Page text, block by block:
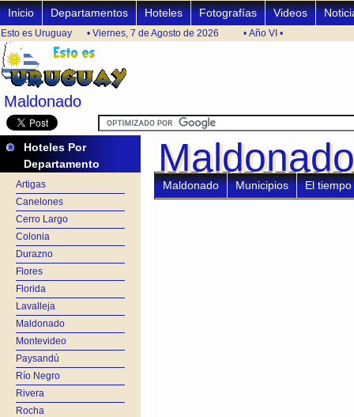
Maldonado
Maldonado
Inicio Departamentos Hoteles Fotografías Videos
Esto es Uruguay • Viernes, 7 de Agosto de 2026 • Año VI •
Hoteles Por
Departamento
Artigas
Canelones
Cerro Largo
Colonia
Durazno
Flores
Florida
Lavalleja
Maldonado
Montevideo
Paysandú
Río Negro
Rivera
Rocha
Maldonado
Maldonado Municipios El tiempo